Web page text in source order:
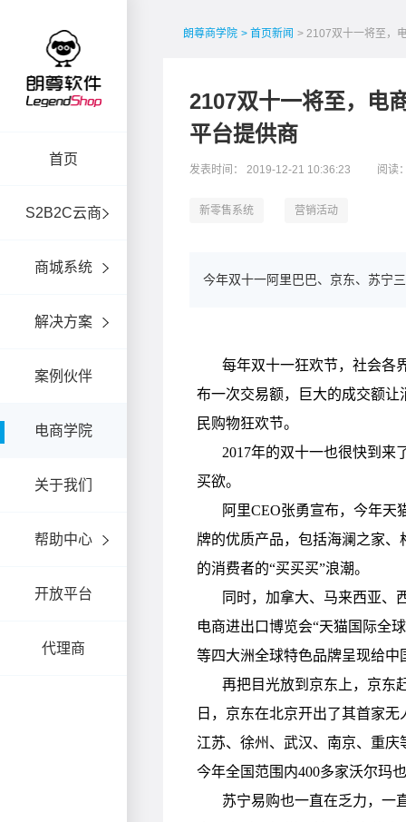
首页
S2B2C云商
商城系统
解决方案
案例伙伴
电商学院
关于我们
帮助中心
开放平台
代理商
朗尊商学院 > 首页新闻 > 2107双十一将至，
2107双十一将至，电
平台提供商
发表时间： 2019-12-21 10:36:23 阅读
新零售系统 营销活动
今年双十一阿里巴巴、京东、苏宁